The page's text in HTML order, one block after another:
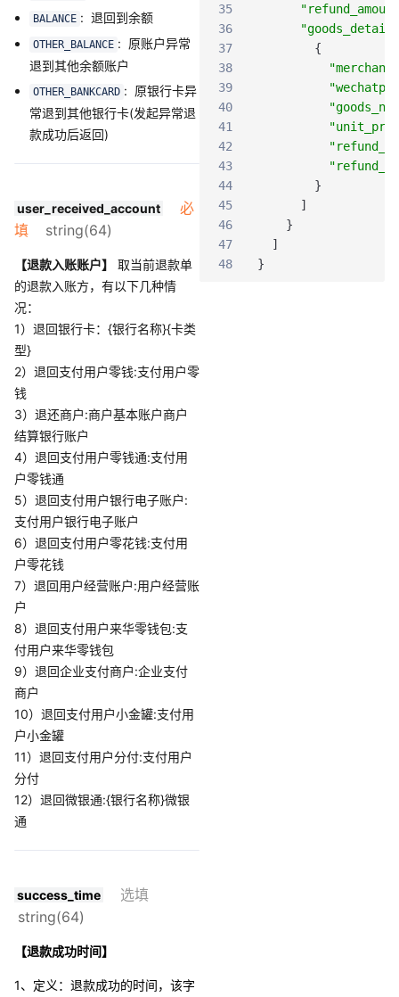
BALANCE : 退回到余额
OTHER_BALANCE : 原账户异常
退到其他余额账户
OTHER_BANKCARD : 原银行卡异
常退到其他银行卡(发起异常退
款成功后返回)
user_received_account
必
填
string(64)
【退款入账账户】
取当前退款单
的退款入账方，有以下几种情
况：
1）退回银行卡：{银行名称}{卡类
型}
2）退回支付用户零钱:支付用户零
钱
3）退还商户:商户基本账户商户
结算银行账户
4）退回支付用户零钱通:支付用
户零钱通
5）退回支付用户银行电子账户:
支付用户银行电子账户
6）退回支付用户零花钱:支付用
户零花钱
7）退回用户经营账户:用户经营账
户
8）退回支付用户来华零钱包:支
付用户来华零钱包
9）退回企业支付商户:企业支付
商户
10）退回支付用户小金罐:支付用
户小金罐
11）退回支付用户分付:支付用户
分付
12）退回微银通:{银行名称}微银
通
success_time
选填
string(64)
【退款成功时间】
1、定义：退款成功的时间，该字
35
36
"goods_detail"
37
{
38
39
40
41
42
43
44
}
45
]
46
}
47
]
48
}